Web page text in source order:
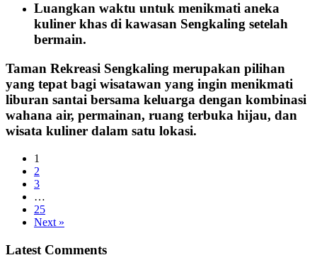
Luangkan waktu untuk menikmati aneka
kuliner khas di kawasan Sengkaling setelah
bermain.
Taman Rekreasi Sengkaling merupakan pilihan
yang tepat bagi wisatawan yang ingin menikmati
liburan santai bersama keluarga dengan kombinasi
wahana air, permainan, ruang terbuka hijau, dan
wisata kuliner dalam satu lokasi.
1
2
3
…
25
Next »
Latest Comments